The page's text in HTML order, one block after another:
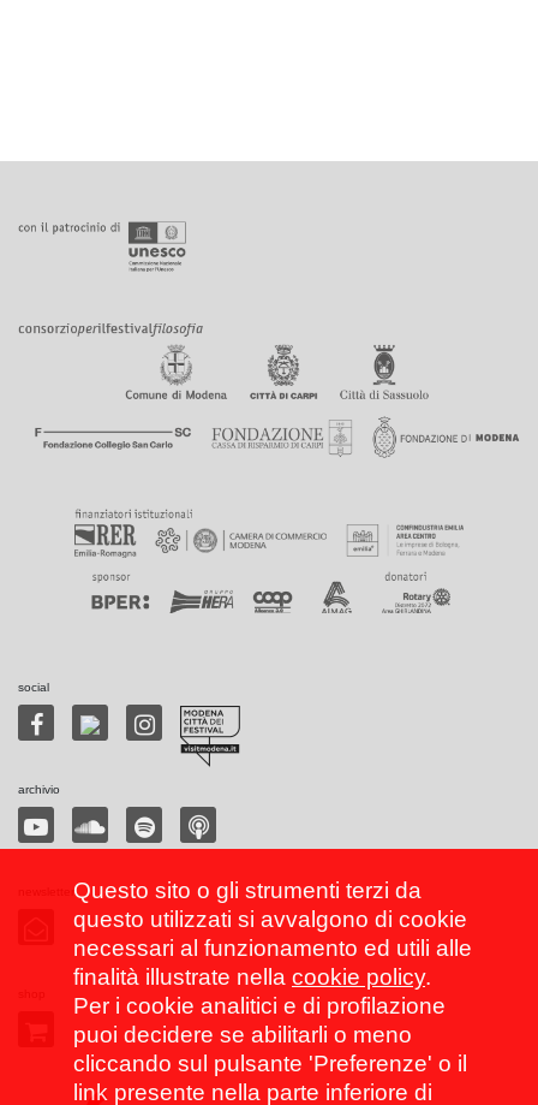
social
archivio
Questo sito o gli strumenti terzi da
questo utilizzati si avvalgono di cookie
necessari al funzionamento ed utili alle
finalità illustrate nella cookie policy.
Per i cookie analitici e di profilazione
puoi decidere se abilitarli o meno
cliccando sul pulsante 'Preferenze' o il
link presente nella parte inferiore di